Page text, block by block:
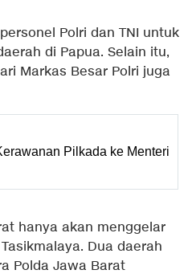
Polri dan TNI untuk
di Papua. Selain itu,
Markas Besar Polri juga
Pilkada ke Menteri
hanya akan menggelar
Dua daerah
Polda Jawa Barat